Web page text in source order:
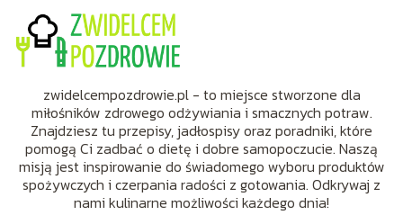
zwidelcempozdrowie.pl - to miejsce stworzone dla
miłośników zdrowego odżywiania i smacznych potraw.
Znajdziesz tu przepisy, jadłospisy oraz poradniki, które
pomogą Ci zadbać o dietę i dobre samopoczucie. Naszą
misją jest inspirowanie do świadomego wyboru produktów
spożywczych i czerpania radości z gotowania. Odkrywaj z
nami kulinarne możliwości każdego dnia!